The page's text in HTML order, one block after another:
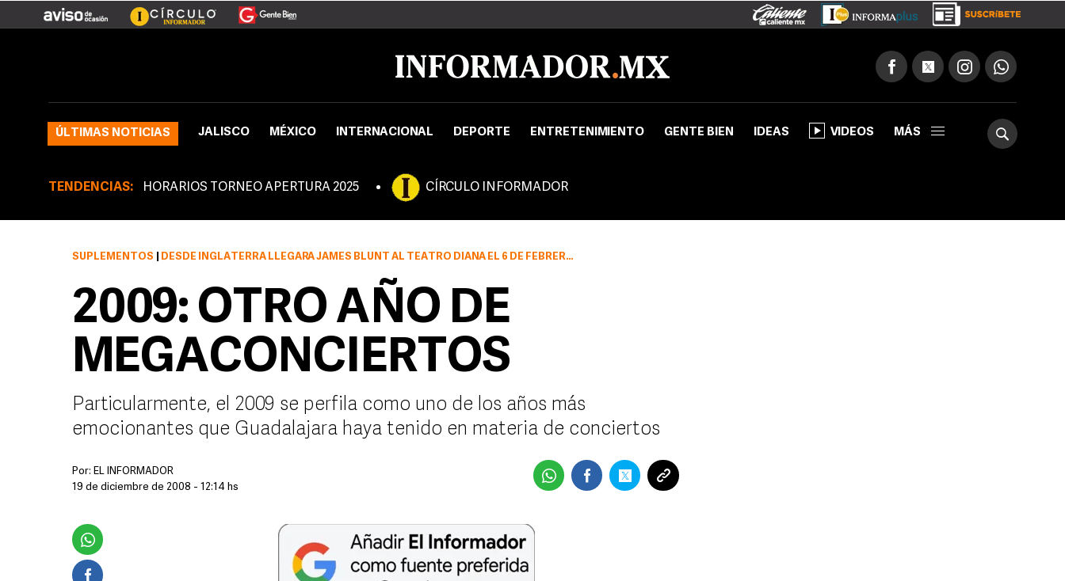
ÚLTIMAS NOTICIAS JALISCO MÉXICO INTERNACIONAL DEPORTE ENTRETENIMIENTO GENTE BIEN IDEAS VIDEOS MÁS
TENDENCIAS: HORARIOS TORNEO APERTURA 2025 CÍRCULO INFORMADOR
SUPLEMENTOS DESDE INGLATERRA LLEGARÁ JAMES BLUNT AL TEATRO DIANA EL 6 DE FEBRERO, MIENTRAS QUE EL 25 DEL MISMO MES KEANE
2009: OTRO AÑO DE
MEGACONCIERTOS
Particularmente, el 2009 se perfila como uno de los años más
emocionantes que Guadalajara haya tenido en materia de conciertos
Por: EL INFORMADOR
19 de diciembre de 2008 - 12:14 hs